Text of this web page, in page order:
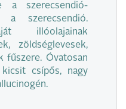
a szerecsendió-
a szerecsendió.
illóolajainak
zöldséglevesek,
fűszere. Óvatosan
csípős, nagy